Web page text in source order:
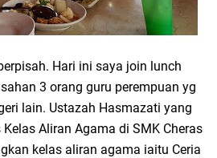
Hari ini saya join lunch
3 orang guru perempuan yg
lain. Ustazah Hasmazati yang
Aliran Agama di SMK Cheras
kelas aliran agama iaitu Ceria